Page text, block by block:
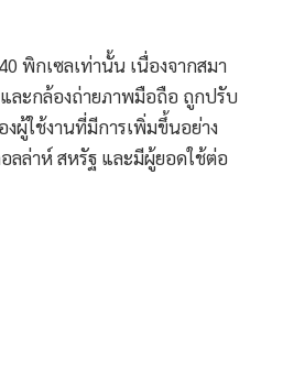
พิกเซลเท่านั้น เนื่องจากสมา
ละกล้องถ่ายภาพมือถือ ถูกปรับ
ผู้ใช้งานที่มีการเพิ่มขึ้นอย่าง
ลล่าห์ สหรัฐ และมีผู้ยอดใช้ต่อ